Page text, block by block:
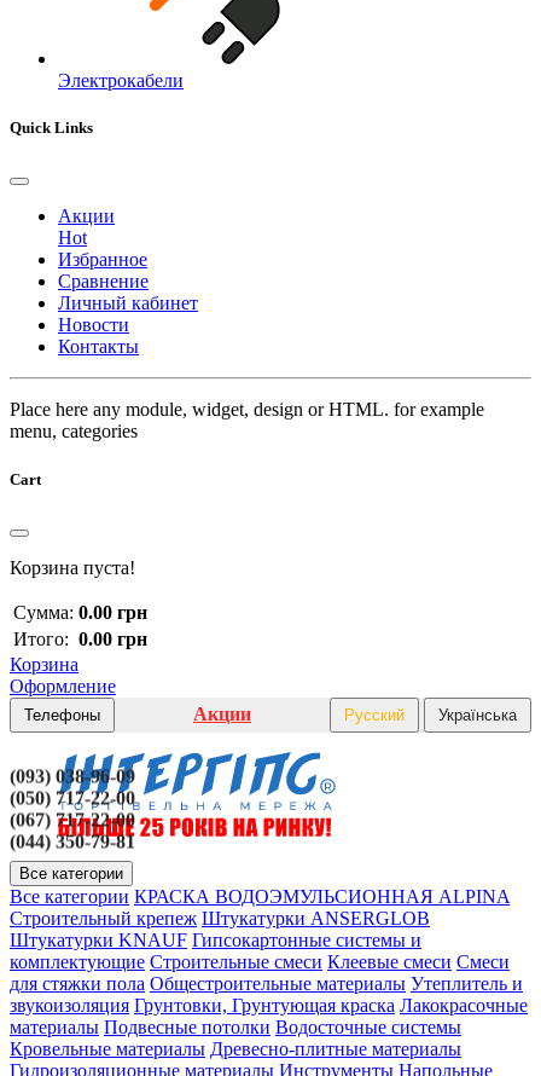
Электрокабели
Quick Links
Акции
Hot
Избранное
Сравнение
Личный кабинет
Новости
Контакты
Place here any module, widget, design or HTML. for example
menu, categories
Cart
Корзина пуста!
Сумма: 0.00 грн
Итого: 0.00 грн
Корзина
Оформление
Телефоны
(093) 038-96-09
(050) 717-22-00
(067) 717-22-00
(044) 350-79-81
Акции Русский Українська
Все категории
Все категории КРАСКА ВОДОЭМУЛЬСИОННАЯ ALPINA
Строительный крепеж Штукатурки ANSERGLOB
Штукатурки KNAUF Гипсокартонные системы и
комплектующие Строительные смеси Клеевые смеси Смеси
для стяжки пола Общестроительные материалы Утеплитель и
звукоизоляция Грунтовки, Грунтующая краска Лакокрасочные
материалы Подвесные потолки Водосточные системы
Кровельные материалы Древесно-плитные материалы
Гидроизоляционные материалы Инструменты Напольные